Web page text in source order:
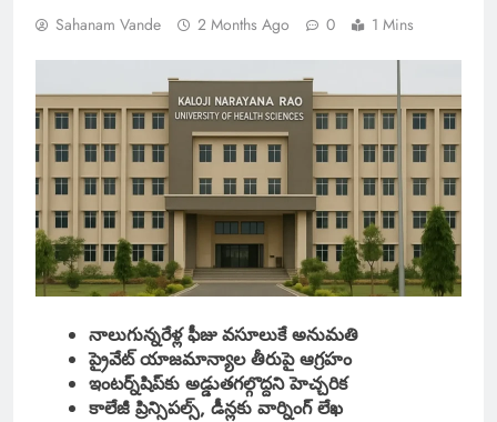
Sahanam Vande 2 Months Ago 0 1 Mins
నాలుగున్నరేళ్ల ఫీజు వసూలుకే అనుమతి
ప్రైవేట్ యాజమాన్యాల తీరుపై ఆగ్రహం
ఇంటర్న్‌షిప్‌కు అడ్డుతగల్గొద్దని హెచ్చరిక
కాలేజీ ప్రిన్సిపల్స్, డీన్లకు వార్నింగ్ లేఖ